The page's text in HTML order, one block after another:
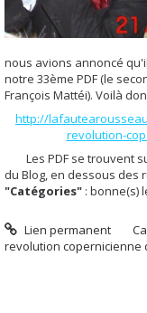
nous avions annoncé
notre 33ème PDF (le
François Mattéi). Voilà
http://
revolution-
Les PDF se trouvent
du Blog, en dessous des
"Catégories" : bonne(s)
Lien permanent
revolution copernicienne